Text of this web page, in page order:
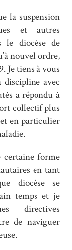
la suspension
et autres
le diocèse de
nouvel ordre,
Je tiens à vous
avec
a répondu à
collectif plus
en particulier
certaine forme
en tant
diocèse se
temps et je
directives
de naviguer